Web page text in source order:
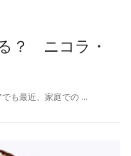
？ ニコラ・
も最近、家庭での …